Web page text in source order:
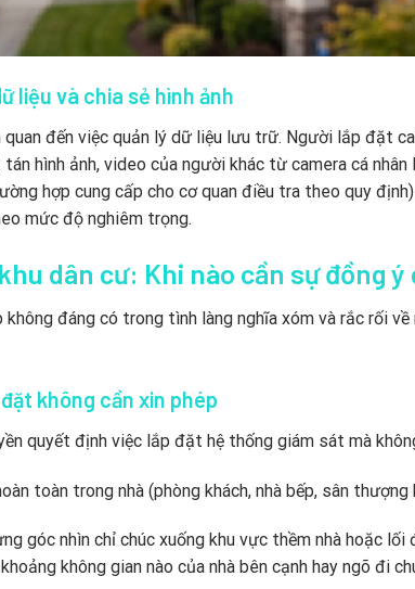
liệu và chia sẻ hình ảnh
đến việc quản lý dữ liệu lưu trữ. Người lắp đặt
hình ảnh, video của người khác từ camera cá
hợp cung cấp cho cơ quan điều tra theo quy
mức độ nghiêm trọng.
dân cư: Khi nào cần sự đồng ý
đáng có trong tình làng nghĩa xóm và rắc rối
không cần xin phép
quyết định việc lắp đặt hệ thống giám sát mà
toàn trong nhà (phòng khách, nhà bếp, sân thượng
góc nhìn chỉ chúc xuống khu vực thềm nhà hoặc
không gian nào của nhà bên cạnh hay ngõ đi